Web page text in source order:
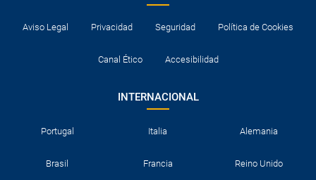
Aviso Legal Privacidad Seguridad Política de Cookies
Canal Ético Accesibilidad
INTERNACIONAL
Portugal Italia Alemania
Brasil Francia Reino Unido